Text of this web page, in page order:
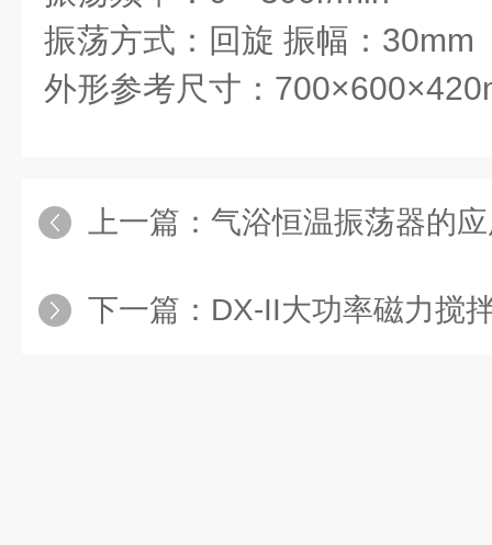
振荡方式：回旋 振幅：30mm
外形参考尺寸：
上一篇： 气浴恒温振荡器的
下一篇： DX-II大功率磁力搅